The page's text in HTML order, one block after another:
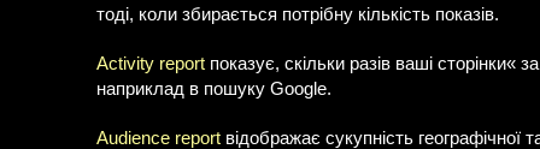
тоді, коли збирається потрібну кількість показів.
Activity report показує, скільки разів ваші сторінки«
наприклад в пошуку Google.
Audience report відображає сукупність географічної